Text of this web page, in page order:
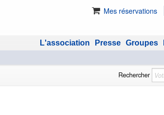
Mes réservations
Groupes
Presse
L'association
Rechercher